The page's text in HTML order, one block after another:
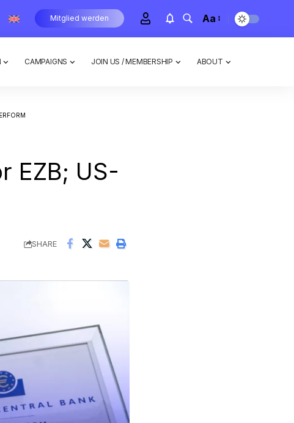
Mitglied werden Aa
CAMPAIGNS JOIN US / MEMBERSHIP ABOUT
EZB; US-
SHARE